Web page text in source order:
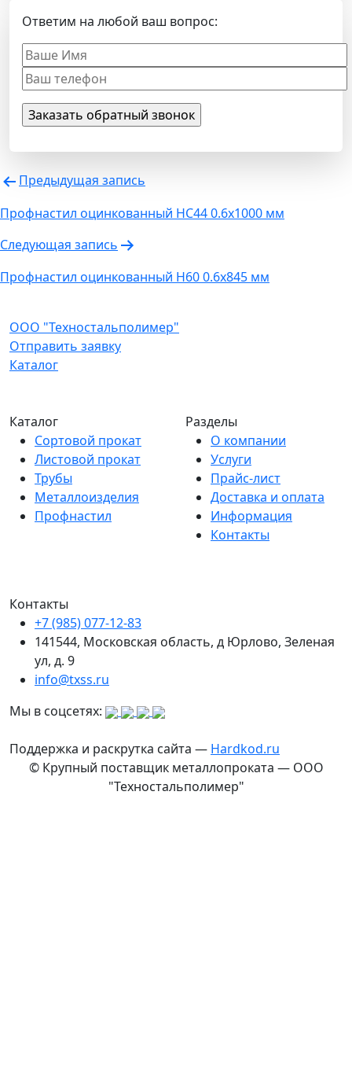
Ответим на любой ваш вопрос:
Навигация
по
записям
Предыдущая запись
Профнастил оцинкованный НС44 0.6х1000 мм
Следующая запись
Профнастил оцинкованный Н60 0.6х845 мм
ООО "Техностальполимер"
Отправить заявку
Каталог
Каталог
Сортовой прокат
Листовой прокат
Трубы
Металлоизделия
Профнастил
Разделы
О компании
Услуги
Прайс-лист
Доставка и оплата
Информация
Контакты
Контакты
+7 (985) 077-12-83
141544, Московская область, д Юрлово, Зеленая
ул, д. 9
info@txss.ru
Мы в соцсетях:
Поддержка и раскрутка сайта — Hardkod.ru
© Крупный поставщик металлопроката — ООО
"Техностальполимер"